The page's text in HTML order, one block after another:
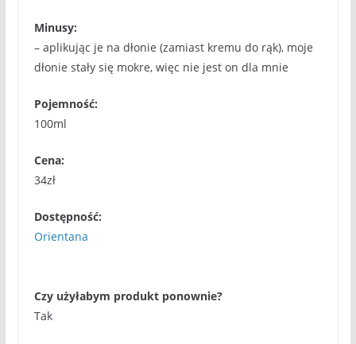
Minusy:
– aplikując je na dłonie (zamiast kremu do rąk), moje
dłonie stały się mokre, więc nie jest on dla mnie
Pojemność:
100ml
Cena:
34zł
Dostępność:
Orientana
Czy użyłabym produkt ponownie?
Tak